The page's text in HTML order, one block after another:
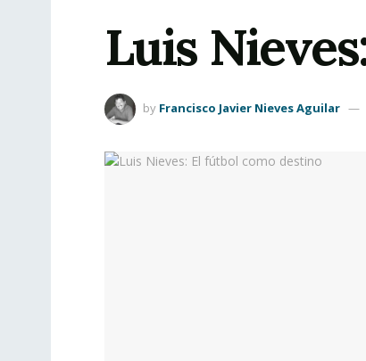
Luis
by Francisco Javier Nieves Aguilar